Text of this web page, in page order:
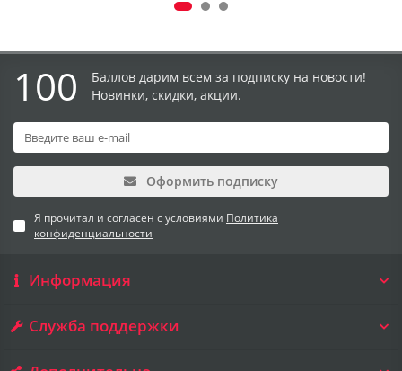
100
Баллов дарим всем за подписку на новости!
Новинки, скидки, акции.
Оформить подписку
Я прочитал и согласен с условиями Политика
конфиденциальности
Информация
Служба поддержки